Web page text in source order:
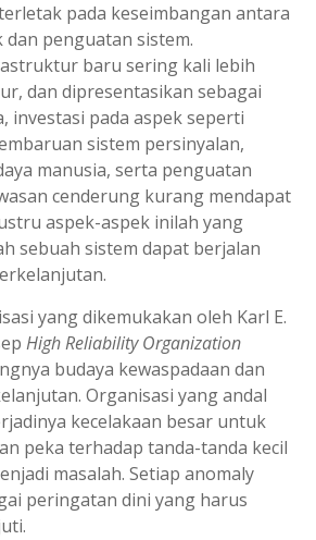
pada keseimbangan antara
penguatan sistem.
baru sering kali lebih
dan dipresentasikan sebagai
investasi pada aspek seperti
sistem persinyalan,
manusia, serta penguatan
cenderung kurang mendapat
aspek-aspek inilah yang
sebuah sistem dapat berjalan
yang dikemukakan oleh Karl E.
High Reliability Organization
budaya kewaspadaan dan
Organisasi yang andal
kecelakaan besar untuk
peka terhadap tanda-tanda kecil
masalah. Setiap anomaly
peringatan dini yang harus